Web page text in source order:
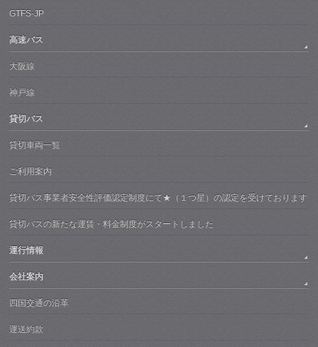
GTFS-JP
高速バス
大阪線
神戸線
貸切バス
貸切車両一覧
ご利用案内
貸切バス事業者安全性評価認定制度にて★（１つ星）の認定を受けております
貸切バスの新たな運賃・料金制度がスタートしました
運行情報
会社案内
四国交通の沿革
運送約款